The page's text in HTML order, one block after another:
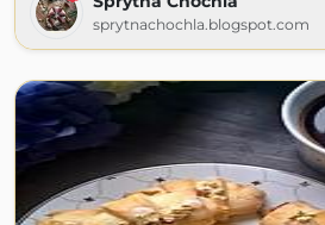
sprytnachochla.blogspot.com